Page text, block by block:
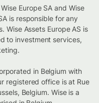
Europe SA and Wise
is responsible for any
Wise Assets Europe AS is
to investment services,
in Belgium with
registered office is at Rue
Belgium. Wise is a